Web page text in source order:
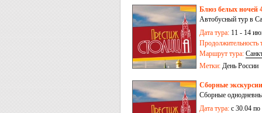
Блюз белых ночей
Автобусный тур в
Дата тура: 11 - 14
Продолжительность
Маршрут тура:
Метки: День России
Сборные
Сборные
Дата тура: с 30.04